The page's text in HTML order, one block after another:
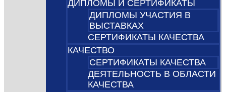
ДИПЛОМЫ И СЕРТИФИКАТЫ
ДИПЛОМЫ УЧАСТИЯ В
ВЫСТАВКАХ
СЕРТИФИКАТЫ КАЧЕСТВА
КАЧЕСТВО
СЕРТИФИКАТЫ КАЧЕСТВА
ДЕЯТЕЛЬНОСТЬ В ОБЛАСТИ
КАЧЕСТВА